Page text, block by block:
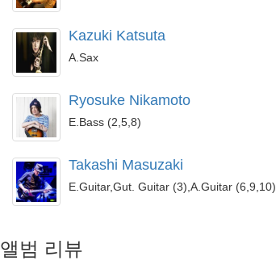
Kazuki Katsuta
A.Sax
Ryosuke Nikamoto
E.Bass (2,5,8)
Takashi Masuzaki
E.Guitar,Gut. Guitar (3),A.Guitar (6,9,10)
앨범 리뷰